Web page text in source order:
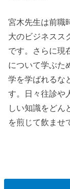
宮木先生は前職
大のビジネスス
です。さらに現
について学ぶた
学を学ばれるな
す。日々往診や
しい知識をどん
を煎じて飲ませ